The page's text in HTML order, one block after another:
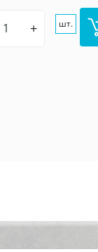
+ шт.